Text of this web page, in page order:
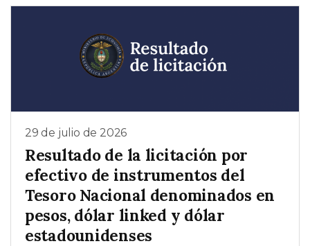
29 de julio de 2026
Resultado de la licitación por
efectivo de instrumentos del
Tesoro Nacional denominados en
pesos, dólar linked y dólar
estadounidenses